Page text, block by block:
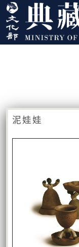
跳到主要內容
:::
泥娃娃